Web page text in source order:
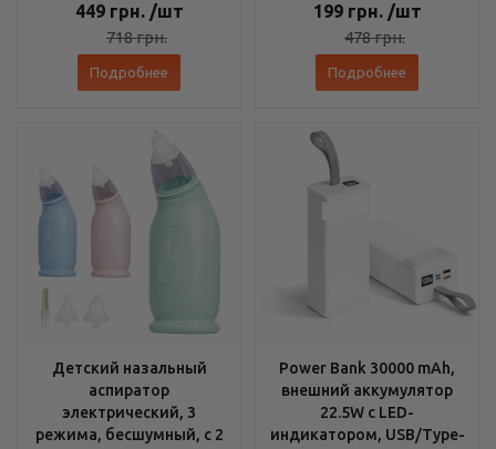
449 грн. /шт
718грн.
Подробнее
199 грн. /шт
478грн.
Подробнее
Детский назальный
аспиратор
электрический, 3
режима, бесшумный, с 2
Power Bank 30000 mAh,
внешний аккумулятор
22.5W с LED-
индикатором, USB/Type-